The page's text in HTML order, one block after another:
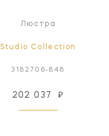
Люстра
Studio Collection
3182706-848
202 037 ₽